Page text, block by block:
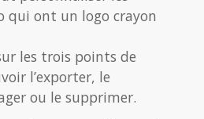
qui ont un logo crayon
les trois points de
l’exporter, le
ou le supprimer.